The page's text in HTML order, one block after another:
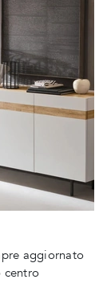
aggiornato
centro